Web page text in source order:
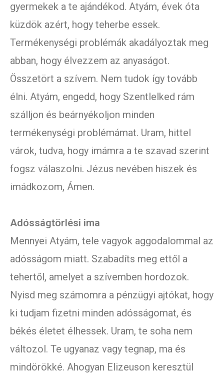
gyermekek a te ajándékod. Atyám, évek óta
küzdök azért, hogy teherbe essek.
Termékenységi problémák akadályoztak meg
abban, hogy élvezzem az anyaságot.
Összetört a szívem. Nem tudok így tovább
élni. Atyám, engedd, hogy Szentlelked rám
szálljon és beárnyékoljon minden
termékenységi problémámat. Uram, hittel
várok, tudva, hogy imámra a te szavad szerint
fogsz válaszolni. Jézus nevében hiszek és
imádkozom, Ámen.
Adósságtörlési ima
Mennyei Atyám, tele vagyok aggodalommal az
adósságom miatt. Szabadíts meg ettől a
tehertől, amelyet a szívemben hordozok.
Nyisd meg számomra a pénzügyi ajtókat, hogy
ki tudjam fizetni minden adósságomat, és
békés életet élhessek. Uram, te soha nem
változol. Te ugyanaz vagy tegnap, ma és
mindörökké. Ahogyan Elizeuson keresztül